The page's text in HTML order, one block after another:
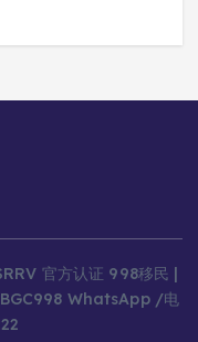
官方认证 998移民 |
WhatsApp /电